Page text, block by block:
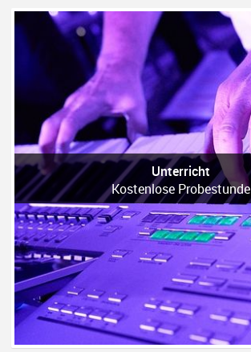
Unterricht
Kostenlose Probestunde